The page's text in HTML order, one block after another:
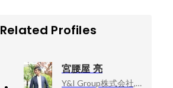
Related Profiles
宮腰屋 亮
Y&I Group株式会社, 執行役員 組織開発本部本部長